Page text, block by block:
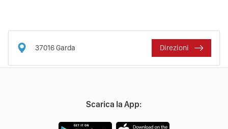
37016Garda Direzioni
Scarica la App: